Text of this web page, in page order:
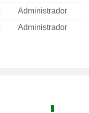
Administrador
Administrador